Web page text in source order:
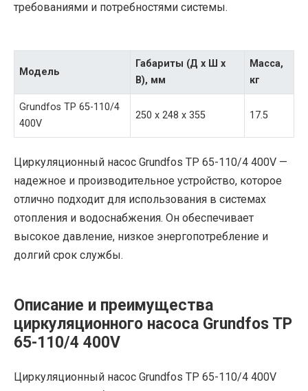
требованиями и потребностями системы.
Модель
Габариты (Д х Ш х
В), мм
Масса,
кг
Grundfos TP 65-110/4
400V
250 x 248 x 355 17.5
Циркуляционный насос Grundfos TP 65-110/4 400V —
надежное и производительное устройство, которое
отлично подходит для использования в системах
отопления и водоснабжения. Он обеспечивает
высокое давление, низкое энергопотребление и
долгий срок службы.
Описание и преимущества
циркуляционного насоса Grundfos TP
65-110/4 400V
Циркуляционный насос Grundfos TP 65-110/4 400V